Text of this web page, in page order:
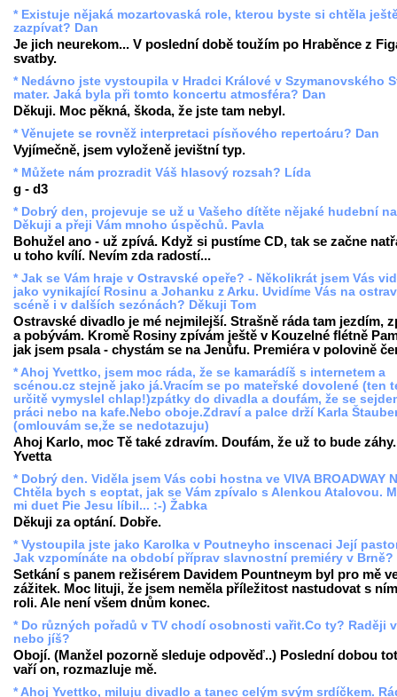
* Existuje nějaká mozartovaská role, kterou byste si chtěla
zazpívat? Dan
Je jich neurekom... V poslední době toužím po Hraběnce z
svatby.
* Nedávno jste vystoupila v Hradci Králové v Szymanovského
mater. Jaká byla při tomto koncertu atmosféra? Dan
Děkuji. Moc pěkná, škoda, že jste tam nebyl.
* Věnujete se rovněž interpretaci písňového repertoáru? Dan
Vyjímečně, jsem vyloženě jevištní typ.
* Můžete nám prozradit Váš hlasový rozsah? Lída
g - d3
* Dobrý den, projevuje se už u Vašeho dítěte nějaké hudební
Děkuji a přeji Vám mnoho úspěchů. Pavla
Bohužel ano - už zpívá. Když si pustíme CD, tak se začne
u toho kvílí. Nevím zda radostí...
* Jak se Vám hraje v Ostravské opeře? - Několikrát jsem Vás
jako vynikající Rosinu a Johanku z Arku. Uvidíme Vás na
scéně i v dalších sezónách? Děkuji Tom
Ostravské divadlo je mé nejmilejší. Strašně ráda tam jezdím,
a pobývám. Kromě Rosiny zpívám ještě v Kouzelné flétně
jak jsem psala - chystám se na Jenůfu. Premiéra v polovině
* Ahoj Yvettko, jsem moc ráda, že se kamarádíš s internetem a
scénou.cz stejně jako já.Vracím se po mateřské dovolené (ten
určitě vymyslel chlap!)zpátky do divadla a doufám, že se
práci nebo na kafe.Nebo oboje.Zdraví a palce drží Karla
(omlouvám se,že se nedotazuju)
Ahoj Karlo, moc Tě také zdravím. Doufám, že už to bude záhy.
Yvetta
* Dobrý den. Viděla jsem Vás cobi hostna ve VIVA BROADWAY
Chtěla bych s eoptat, jak se Vám zpívalo s Alenkou Atalovou.
mi duet Pie Jesu líbil... :-) Žabka
Děkuji za optání. Dobře.
* Vystoupila jste jako Karolka v Poutneyho inscenaci Její
Jak vzpomínáte na období příprav slavnostní premiéry v Brně?
Setkání s panem režisérem Davidem Pountneym byl pro mě
zážitek. Moc lituji, že jsem neměla příležitost nastudovat s
roli. Ale není všem dnům konec.
* Do různých pořadů v TV chodí osobnosti vařit.Co ty? Raději
nebo jíš?
Obojí. (Manžel pozorně sleduje odpověď..) Poslední dobou
vaří on, rozmazluje mě.
* Ahoj Yvettko, miluju divadlo a tanec celým svým srdíčkem.